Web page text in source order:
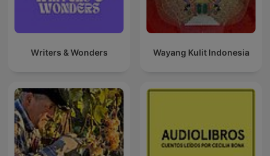
Writers & Wonders Wayang Kulit Indonesia